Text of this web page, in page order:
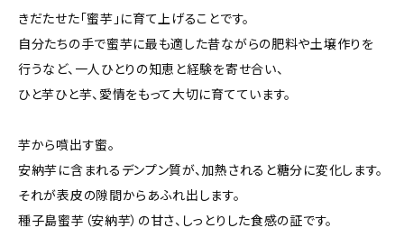
きだたせた「蜜芋」に育て上げることです。
自分たちの手で蜜芋に最も適した昔ながらの肥料や土壌作りを
行うなど、一人ひとりの知恵と経験を寄せ合い、
ひと芋ひと芋、愛情をもって大切に育てています。
芋から噴出す蜜。
安納芋に含まれるデンプン質が、加熱されると糖分に変化します。
それが表皮の隙間からあふれ出します。
種子島蜜芋（安納芋）の甘さ、しっとりした食感の証です。